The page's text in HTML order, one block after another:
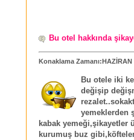
Bu otel hakkında
Konaklama Zamanı:HAZİRAN
Bu otele iki
değişip
yemeklerden
kabak yemeği,şikayetler
kurumuş buz